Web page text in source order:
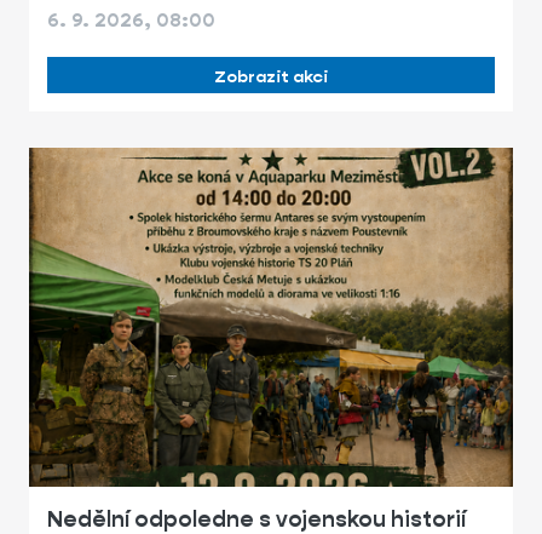
6. 9. 2026, 08:00
Zobrazit akci
Nedělní odpoledne s vojenskou historií